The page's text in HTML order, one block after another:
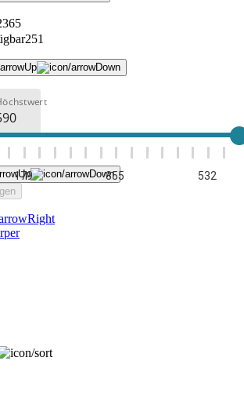
251
179 355 532